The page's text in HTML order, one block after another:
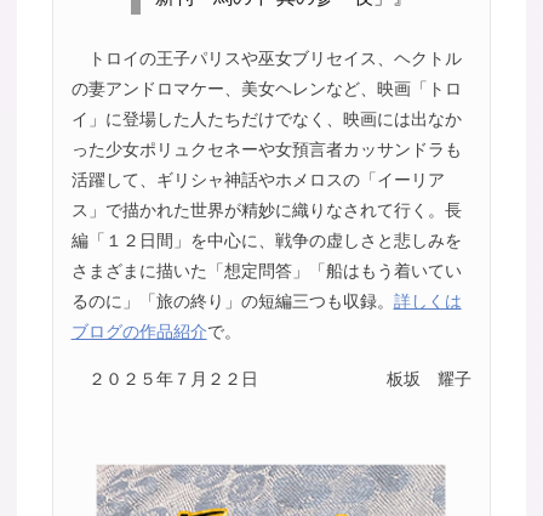
トロイの王子パリスや巫女ブリセイス、ヘクトル
の妻アンドロマケー、美女ヘレンなど、映画「トロ
イ」に登場した人たちだけでなく、映画には出なか
った少女ポリュクセネーや女預言者カッサンドラも
活躍して、ギリシャ神話やホメロスの「イーリア
ス」で描かれた世界が精妙に織りなされて行く。長
編「１２日間」を中心に、戦争の虚しさと悲しみを
さまざまに描いた「想定問答」「船はもう着いてい
るのに」「旅の終り」の短編三つも収録。 詳しくは
ブログの作品紹介で。
２０２５年７月２２日 板坂 耀子